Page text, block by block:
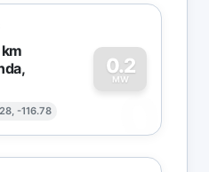
-116.78
0.2
MW
0